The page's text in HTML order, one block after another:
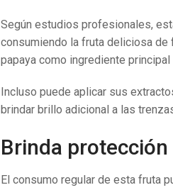
Según estudios profesionales,
consumiendo la fruta deliciosa de
papaya como ingrediente principal
Incluso puede aplicar sus
brindar brillo adicional a las
Brinda
El consumo regular de esta fruta